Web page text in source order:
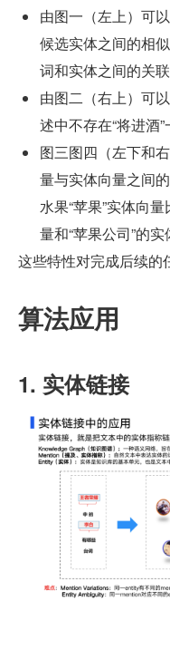
由图一（左上）可
候选实体之间的相
词和实体之间的关联
由图二（右上）可
述中不存在“将进酒
图三图四（左下和
量与实体向量之间
水果“苹果”实体向
量和“苹果公司”的实
这些特性对完成后续的
算法应用
1. 实体链接